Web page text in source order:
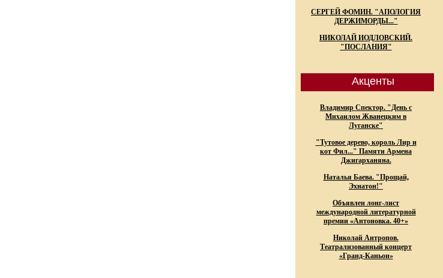
СЕРГЕЙ ФОМИН. "АПОЛОГИЯ
ДЕРЖИМОРДЫ..."
НИКОЛАЙ ИОДЛОВСКИЙ.
"ПОСЛАНИЯ"
Акценты
Владимир Спектор. "День с
Михаилом Жванецким в
Луганске"
"Тутовое дерево, король Лир и
кот Фил..." Памяти Армена
Джигарханяна.
Наталья Баева. "Прощай,
Эхнатон!"
Объявлен лонг-лист
международной литературной
премии «Антоновка. 40+»
Николай Антропов.
Театрализованный концерт
«Гранд-Каньон»